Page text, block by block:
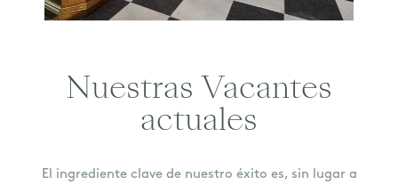
Nuestras Vacantes
actuales
El ingrediente clave de nuestro éxito es, sin lugar a